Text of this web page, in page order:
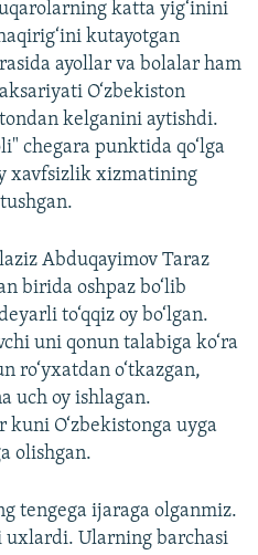
katta yig‘inini
kutayotgan
ayollar va bolalar ham
O‘zbekiston
kelganini aytishdi.
chegara punktida qo‘lga
xavfsizlik xizmatining
Abduqayimov Taraz
birida oshpaz bo‘lib
to‘qqiz oy bo‘lgan.
uni qonun talabiga ko‘ra
ro‘yxatdan o‘tkazgan,
uch oy ishlagan.
O‘zbekistonga uyga
olishgan.
tengega ijaraga olganmiz.
uxlardi. Ularning barchasi